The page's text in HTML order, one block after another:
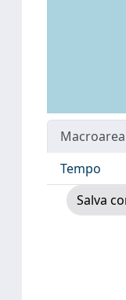
Macroarea
Tempo
Salva